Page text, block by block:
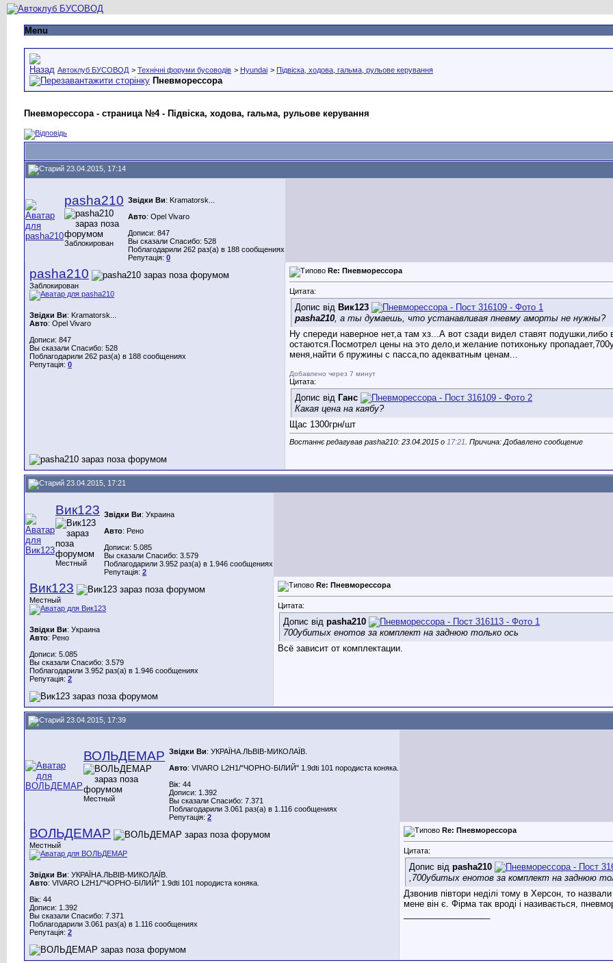
Menu
Автоклуб БУСОВОД > Технічні форуми бусоводів > Hyundai > Підвіска, ходова, гальма, рульове керування
Пневморессора
Пневморессора - страница №4 - Підвіска, ходова, гальма, рульове керування
23.04.2015, 17:14
pasha210
Заблокирован
Звідки Ви: Kramatorsk...
Авто: Opel Vivaro
Дописи: 847
Вы сказали Спасибо: 528
Поблагодарили 262 раз(а) в 188 сообщениях
Репутація: 0
pasha210
Заблокирован
Звідки Ви: Kramatorsk...
Авто: Opel Vivaro
Дописи: 847
Вы сказали Спасибо: 528
Поблагодарили 262 раз(а) в 188 сообщениях
Репутація: 0
Re: Пневморессора
Цитата:
Допис від Вик123
pasha210 , а ты думаешь, что устанавливая пневму аморты не нужны?
Ну спереди наверное нет,а там хз...А вот сзади видел ставят
остаются.Посмотрел цены на это дело,и желание потихоньку
меня,найти б пружины с пасса,по адекватным ценам...
Добавлено через 7 минут
Цитата:
Допис від Ганс
Какая цена на каябу?
Щас 1300грн/шт
Востаннє редагував pasha210: 23.04.2015 о 17:21 . Причина: Добавлено сообщение
23.04.2015, 17:21
Вик123
Местный
Звідки Ви: Украина
Авто: Рено
Дописи: 5.085
Вы сказали Спасибо: 3.579
Поблагодарили 3.952 раз(а) в 1.946 сообщениях
Репутація: 2
Вик123
Местный
Звідки Ви: Украина
Авто: Рено
Дописи: 5.085
Вы сказали Спасибо: 3.579
Поблагодарили 3.952 раз(а) в 1.946 сообщениях
Репутація: 2
Re: Пневморессора
Цитата:
Допис від pasha210
700убитых енотов за комплект на заднюю только ось
Всё зависит от комплектации.
23.04.2015, 17:39
ВОЛЬДЕМАР
Местный
Звідки Ви: УКРАЇНА.ЛЬВІВ-МИКОЛАЇВ.
Авто: VIVARO L2H1/"ЧОРНО-БІЛИЙ" 1.9dti 101 породиста коняка.
Вік: 44
Дописи: 1.392
Вы сказали Спасибо: 7.371
Поблагодарили 3.061 раз(а) в 1.116 сообщениях
Репутація: 2
ВОЛЬДЕМАР
Местный
Звідки Ви: УКРАЇНА.ЛЬВІВ-МИКОЛАЇВ.
Авто: VIVARO L2H1/"ЧОРНО-БІЛИЙ" 1.9dti 101 породиста коняка.
Вік: 44
Дописи: 1.392
Вы сказали Спасибо: 7.371
Поблагодарили 3.061 раз(а) в 1.116 сообщениях
Репутація: 2
Re: Пневморессора
Цитата:
Допис від pasha210
,700убитых енотов за комплект на заднюю
Дзвонив півтори неділі тому в Херсон, то
мене він є. Фірма так вроді і називається,